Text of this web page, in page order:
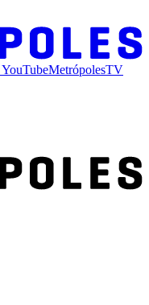
YouTubeMetrópolesTV